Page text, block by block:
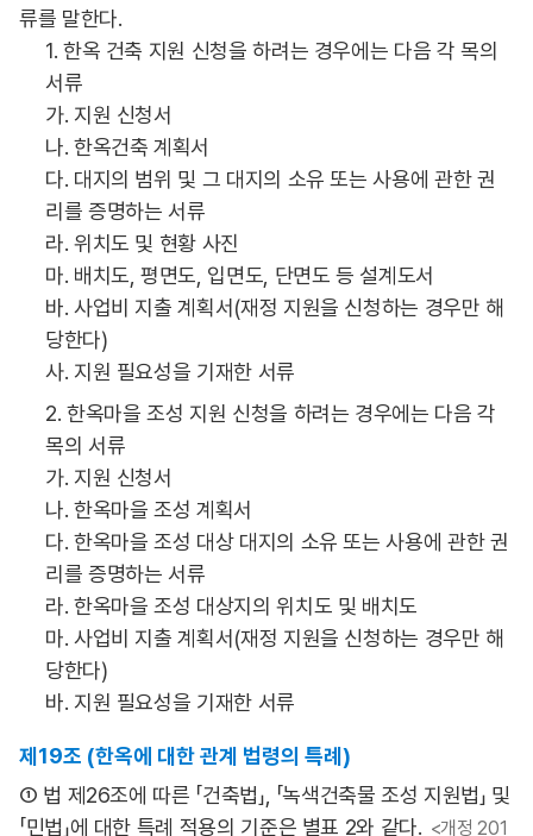
류를 말한다.
1. 한옥 건축 지원 신청을 하려는 경우에는 다음 각 목의
서류
가. 지원 신청서
나. 한옥건축 계획서
다. 대지의 범위 및 그 대지의 소유 또는 사용에 관한 권
리를 증명하는 서류
라. 위치도 및 현황 사진
마. 배치도, 평면도, 입면도, 단면도 등 설계도서
바. 사업비 지출 계획서(재정 지원을 신청하는 경우만 해
당한다)
사. 지원 필요성을 기재한 서류
2. 한옥마을 조성 지원 신청을 하려는 경우에는 다음 각
목의 서류
가. 지원 신청서
나. 한옥마을 조성 계획서
다. 한옥마을 조성 대상 대지의 소유 또는 사용에 관한 권
리를 증명하는 서류
라. 한옥마을 조성 대상지의 위치도 및 배치도
마. 사업비 지출 계획서(재정 지원을 신청하는 경우만 해
당한다)
바. 지원 필요성을 기재한 서류
제19조 (한옥에 대한 관계 법령의 특례)
① 법 제26조에 따른 「건축법」, 「녹색건축물 조성 지원법」 및
「민법」에 대한 특례 적용의 기준은 별표 2와 같다. <개정 201